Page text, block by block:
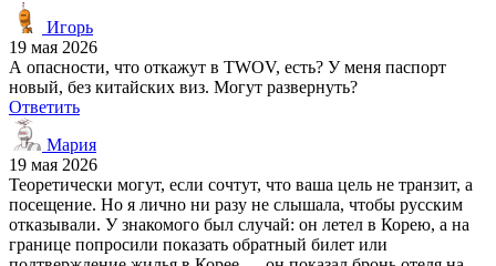
Игорь
19 мая 2026
А опасности, что откажут в TWOV, есть? У меня паспорт
новый, без китайских виз. Могут развернуть?
Ответить
Мария
19 мая 2026
Теоретически могут, если сочтут, что ваша цель не транзит, а
посещение. Но я лично ни разу не слышала, чтобы русским
отказывали. У знакомого был случай: он летел в Корею, а на
границе попросили показать обратный билет или